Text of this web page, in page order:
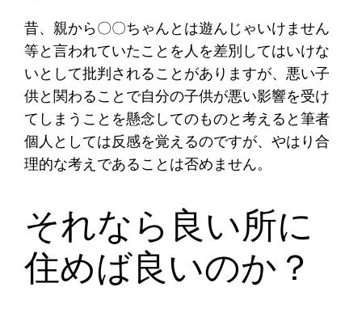
昔、親から〇〇ちゃんとは遊んじゃいけません
等と言われていたことを人を差別してはいけな
いとして批判されることがありますが、悪い子
供と関わることで自分の子供が悪い影響を受け
てしまうことを懸念してのものと考えると筆者
個人としては反感を覚えるのですが、やはり合
理的な考えであることは否めません。
それなら良い所に
住めば良いのか？